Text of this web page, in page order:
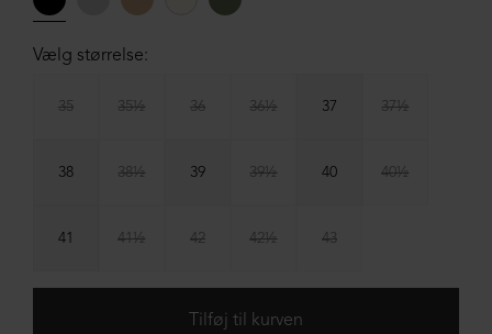
Vælg størrelse:
35 35½ 36 36½ 37 37½
38 38½ 39 39½ 40 40½
41 41½ 42 42½ 43